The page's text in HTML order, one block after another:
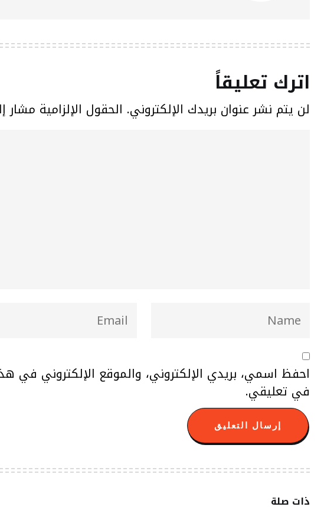
اترك تعليقاً
لن يتم نشر عنوان بريدك الإلكتروني. الحقول الإلزامية مشار
احفظ اسمي، بريدي الإلكتروني، والموقع الإلكتروني في
في تعليقي.
ذات صلة